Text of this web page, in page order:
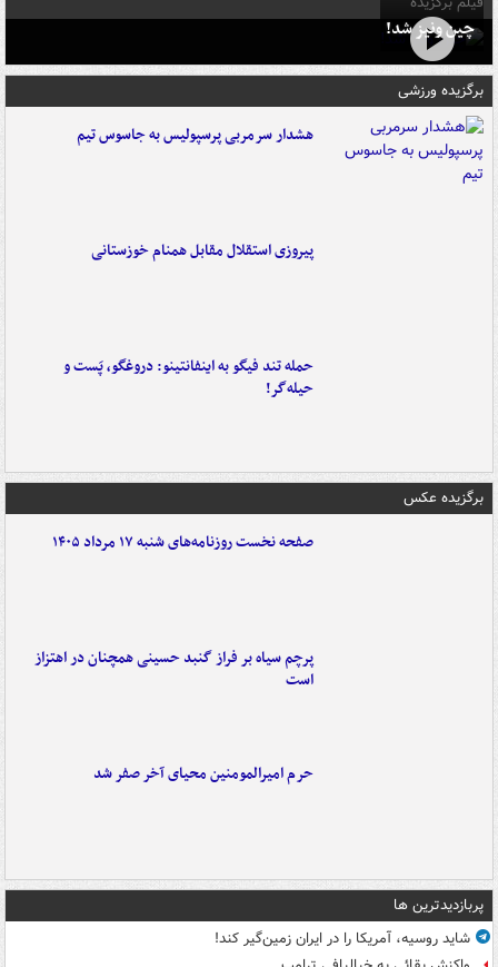
چین ونیز شد!
برگزیده ورزشی
هشدار سرمربی پرسپولیس به جاسوس تیم
پیروزی استقلال مقابل همنام خوزستانی
حمله تند فیگو به اینفانتینو: دروغگو، پَست‌ و
حیله‌گر!
برگزیده عکس
صفحه نخست روزنامه‌های شنبه ۱۷ مرداد ۱۴۰۵
پرچم سیاه بر فراز گنبد حسینی همچنان در اهتزاز
است
حرم امیرالمومنین محیای آخر صفر شد
پربازدیدترین ها
شاید روسیه، آمریکا را در ایران زمین‌گیر کند!